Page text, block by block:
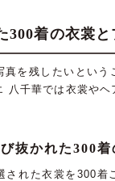
300着の衣裳
真を残したいという
八千華では衣裳やヘ
抜かれた300着
された衣裳を300着